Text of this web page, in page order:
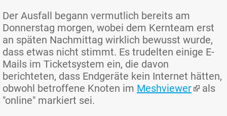
Der Ausfall begann vermutlich bereits am
Donnerstag morgen, wobei dem Kernteam erst
an späten Nachmittag wirklich bewusst wurde,
dass etwas nicht stimmt. Es trudelten einige E-
Mails im Ticketsystem ein, die davon
berichteten, dass Endgeräte kein Internet hätten,
obwohl betroffene Knoten im Meshviewer
als
"online" markiert sei.